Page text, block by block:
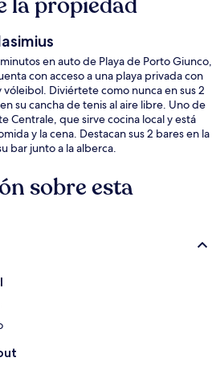
en auto de Playa de Porto Giunco,
con acceso a una playa privada con
Diviértete como nunca en sus 2
su cancha de tenis al aire libre. Uno de
Centrale, que sirve cocina local y está
y la cena. Destacan sus 2 bares en la
bar junto a la alberca.
sobre esta